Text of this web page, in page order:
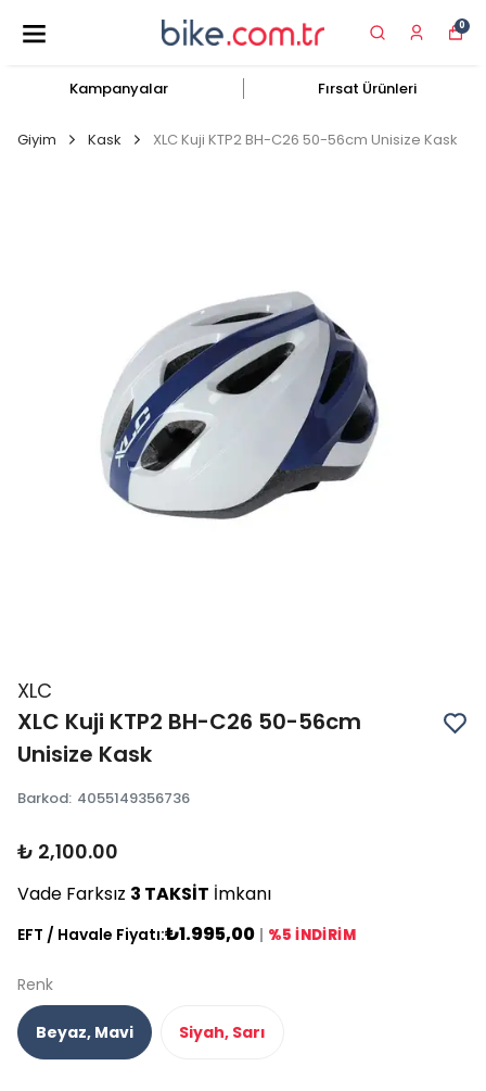
0
Kampanyalar Fırsat Ürünleri
Giyim Kask XLC Kuji KTP2 BH-C26 50-56cm Unisize Kask
XLC
XLC Kuji KTP2 BH-C26 50-56cm
Unisize Kask
Barkod: 4055149356736
₺ 2,100.00
Vade Farksız 3 TAKSİT İmkanı
EFT / Havale Fiyatı:₺1.995,00 | %5 İNDİRİM
Renk
Beyaz, Mavi Siyah, Sarı